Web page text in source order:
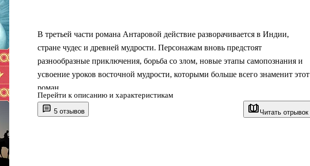
5 отзывов Читать отрывок
В третьей части романа Антаровой действие разворачивается в Индии,
стране чудес и древней мудрости. Персонажам вновь предстоят
разнообразные приключения, борьба со злом, новые этапы самопознания и
усвоение уроков восточной мудрости, которыми больше всего знаменит этот
роман.
Захватывающий сюжет и практическое Учение Жизни в одной книге — это
сочетание сделало «Две жизни» Антаровой бестселлером и культовой
Перейти к описанию и характеристикам